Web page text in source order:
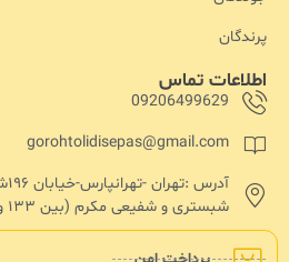
اطلاعات تماس
09206499629
gorohtolidisepas@gmail.com
شبستری و شفیعی مکرم (بین ۱۳۳ و۱۳۵)پلاک ۱۸۲
پرندگان